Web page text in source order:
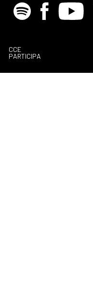
Spotify Facebook
Youtube
CCE
PARTICIPA